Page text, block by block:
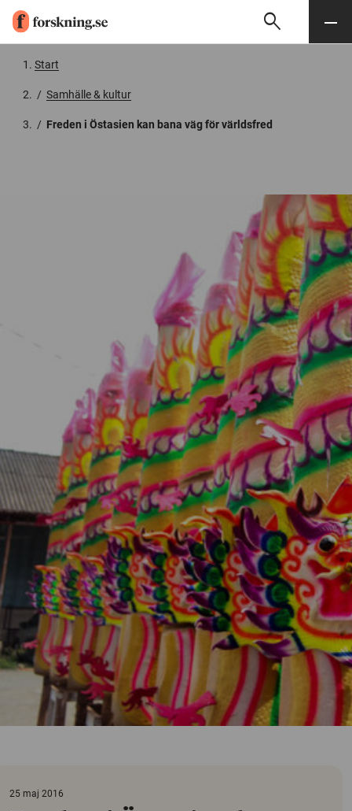
Söksearch Meny
Start
/ Samhälle & kultur
/ Freden i Östasien kan bana väg för världsfred
25 maj 2016